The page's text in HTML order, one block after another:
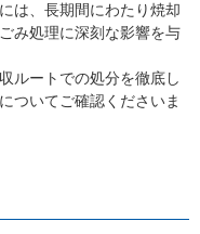
は、長期間にわたり焼却
み処理に深刻な影響を与
ルートでの処分を徹底し
ついてご確認くださいま